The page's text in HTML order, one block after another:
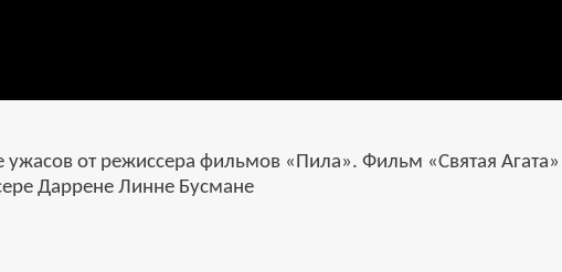
от режиссера фильмов «Пила». Фильм «Святая
Даррене Линне Бусмане